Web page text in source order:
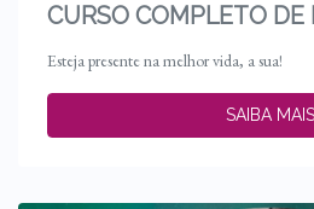
CURSO COMPLETO DE
Esteja presente na melhor vida, a sua!
SAIBA MAIS